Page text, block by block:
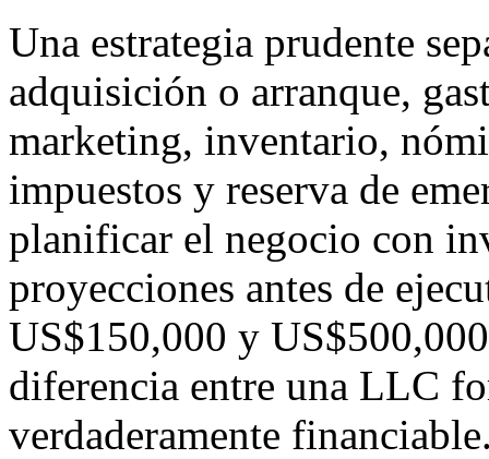
Una estrategia prudente
adquisición o arranque,
marketing, inventario,
impuestos y reserva de
planificar el negocio con
proyecciones antes de
US$150,000 y
diferencia entre una LLC
verdaderamente